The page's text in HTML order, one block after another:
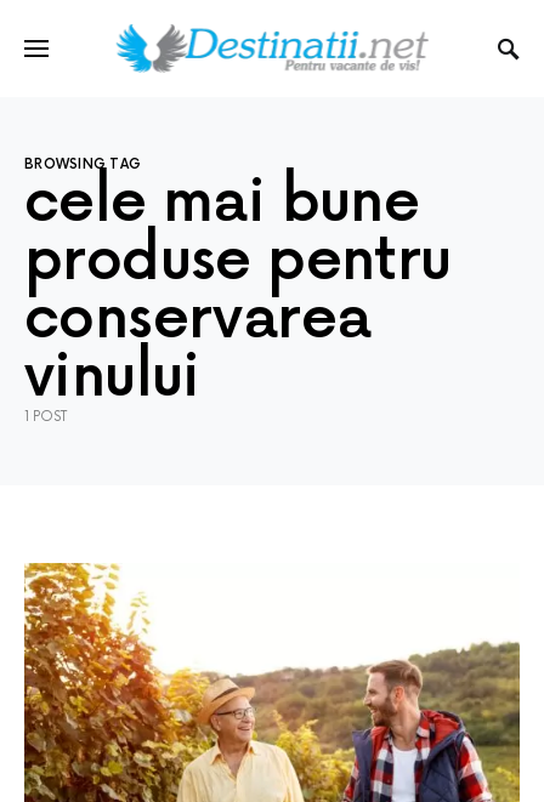
BROWSING TAG
cele mai bune
produse pentru
conservarea
vinului
1 POST